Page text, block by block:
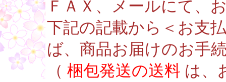
ＦＡＸ、メールにて、
下記の記載から＜お支
ば、商品お届けのお手
（ 梱包発送の送料 は、